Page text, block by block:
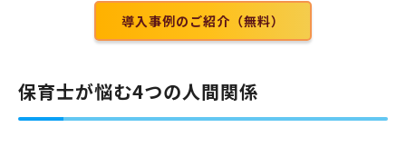
導入事例のご紹介（無料）
保育士が悩む4つの人間関係